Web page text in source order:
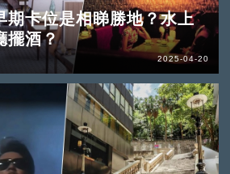
期卡位是相睇勝地？水上
擺酒？
2025-04-20